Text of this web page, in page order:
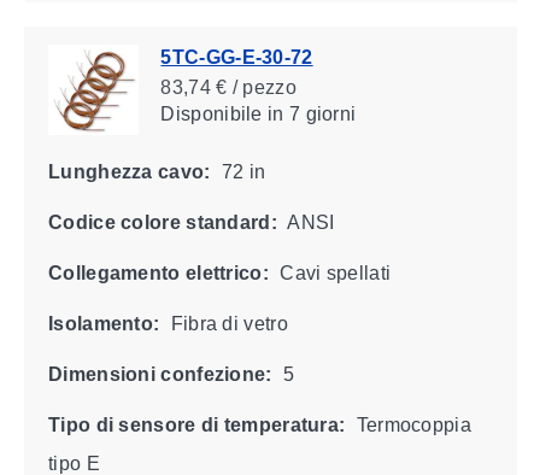
5TC-GG-E-30-72
83,74 € / pezzo
Disponibile in 7 giorni
Lunghezza cavo: 72 in
Codice colore standard: ANSI
Collegamento elettrico: Cavi spellati
Isolamento: Fibra di vetro
Dimensioni confezione: 5
Tipo di sensore di temperatura:
Termocoppia
tipo E